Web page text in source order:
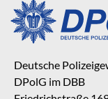
Deutsche
DPolG im DBB